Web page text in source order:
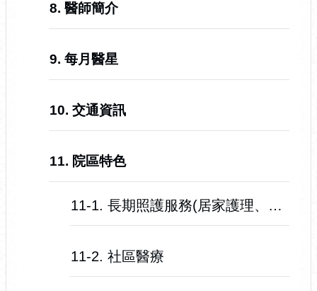
8. 醫師簡介
9. 每月醫星
10. 交通資訊
11. 院區特色
11-1. 長期照護服務(居家護理、護理之家)
11-2. 社區醫療